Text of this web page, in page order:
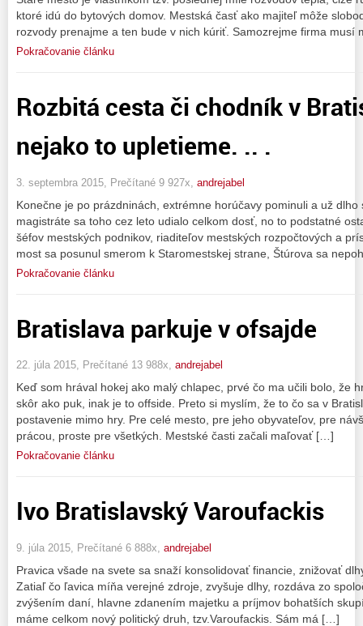
ktoré idú do bytových domov. Mestská časť ako majiteľ môže
rozvody prenajme a ten bude v nich kúriť. Samozrejme firma musí
Pokračovanie článku
Rozbitá cesta či chodník v
nejako to upletieme. .. .
3. septembra 2015, Prečítané 9 927x, andrejabel
Konečne je po prázdninách, extrémne horúčavy pominuli a už
magistráte sa toho cez leto udialo celkom dosť, no to podstatné
šéfov mestských podnikov, riaditeľov mestských rozpočtových a
most sa posunul smerom k Staromestskej strane, Štúrova sa
Pokračovanie článku
Bratislava parkuje v ofsajde
22. júla 2015, Prečítané 13 988x, andrejabel
Keď som hrával hokej ako malý chlapec, prvé čo ma učili bolo, že
skôr ako puk, inak je to offside. Preto si myslím, že to čo sa v
postavenie mimo hry. Pre celé mesto, pre jeho obyvateľov, pre
prácou, proste pre všetkých. Mestské časti začali maľovať […]
Pokračovanie článku
Ivo Bratislavský Varoufackis
9. júla 2015, Prečítané 6 888x, andrejabel
Pravica všade na svete sa snaží konsolidovať financie, znižovať
Zatiaľ čo ľavica míňa verejné zdroje, zvyšuje dlhy, rozdáva zo
zvýšením daní, hlavne zdanením majetku a príjmov bohatších
máme celkom nový politický druh, tzv.Varoufackis. Sám má […]